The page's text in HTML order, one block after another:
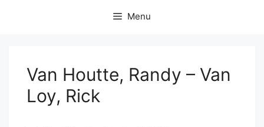
Menu
Van Houtte, Randy – Van
Loy, Rick